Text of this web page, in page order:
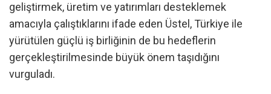
geliştirmek, üretim ve yatırımları desteklemek
amacıyla çalıştıklarını ifade eden Üstel, Türkiye ile
yürütülen güçlü iş birliğinin de bu hedeflerin
gerçekleştirilmesinde büyük önem taşıdığını
vurguladı.